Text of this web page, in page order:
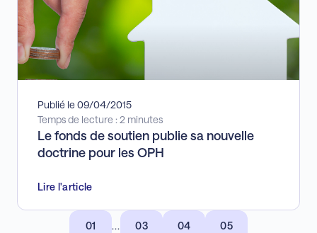
Publié le 09/04/2015
Temps de lecture : 2 minutes
Le fonds de soutien publie sa nouvelle
doctrine pour les OPH
Lire l'article
01 ... 03 04 05